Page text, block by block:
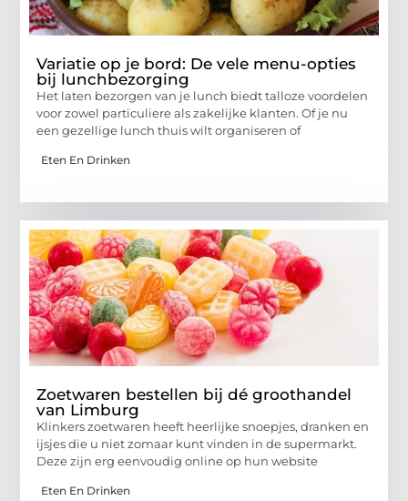
Variatie op je bord: De vele menu-opties
bij lunchbezorging
Het laten bezorgen van je lunch biedt talloze voordelen
voor zowel particuliere als zakelijke klanten. Of je nu
een gezellige lunch thuis wilt organiseren of
Eten En Drinken
Zoetwaren bestellen bij dé groothandel
van Limburg
Klinkers zoetwaren heeft heerlijke snoepjes, dranken en
ijsjes die u niet zomaar kunt vinden in de supermarkt.
Deze zijn erg eenvoudig online op hun website
Eten En Drinken